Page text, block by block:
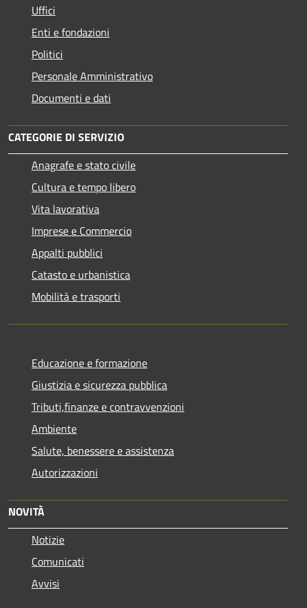
Uffici
Enti e fondazioni
Politici
Personale Amministrativo
Documenti e dati
CATEGORIE DI SERVIZIO
Anagrafe e stato civile
Cultura e tempo libero
Vita lavorativa
Imprese e Commercio
Appalti pubblici
Catasto e urbanistica
Mobilità e trasporti
Educazione e formazione
Giustizia e sicurezza pubblica
Tributi,finanze e contravvenzioni
Ambiente
Salute, benessere e assistenza
Autorizzazioni
NOVITÀ
Notizie
Comunicati
Avvisi